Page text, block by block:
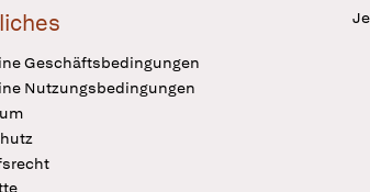
Geschäftsbedingungen
Nutzungsbedingungen